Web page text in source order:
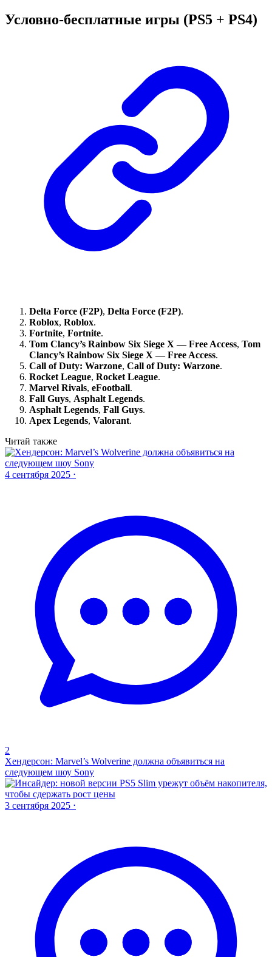
Условно-бесплатные игры (PS5 + PS4)
Delta Force (F2P), Delta Force (F2P).
Roblox, Roblox.
Fortnite, Fortnite.
Tom Clancy’s Rainbow Six Siege X — Free Access, Tom
Clancy’s Rainbow Six Siege X — Free Access.
Call of Duty: Warzone, Call of Duty: Warzone.
Rocket League, Rocket League.
Marvel Rivals, eFootball.
Fall Guys, Asphalt Legends.
Asphalt Legends, Fall Guys.
Apex Legends, Valorant.
Читай также
4 сентября 2025 ⋅
2
Хендерсон: Marvel’s Wolverine должна объявиться на
следующем шоу Sony
3 сентября 2025 ⋅